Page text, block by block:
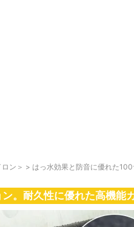
ン＞ > はっ水効果と防音に優れた
。耐久性に優れた高機能